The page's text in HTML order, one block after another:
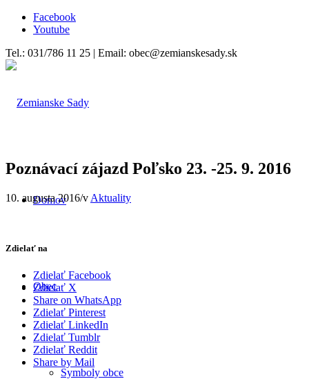
Facebook
Youtube
Tel.: 031/786 11 25 | Email: obec@zemianskesady.sk
Domov
Obec
Symboly obce
Poznávací zájazd Poľsko 23. -25. 9. 2016
10. augusta 2016/v Aktuality
Zdielať na
Zdielať Facebook
Zdielať X
Share on WhatsApp
Zdielať Pinterest
Zdielať LinkedIn
Zdielať Tumblr
Zdielať Reddit
Share by Mail